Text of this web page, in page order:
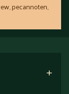
pecannoten,